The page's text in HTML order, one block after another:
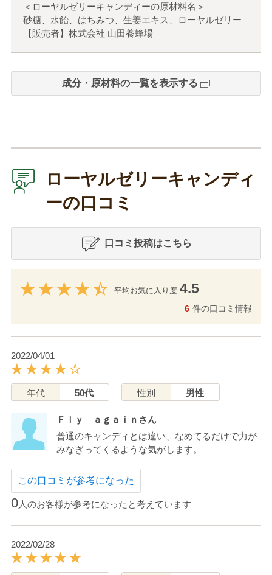
＜ローヤルゼリーキャンディーの原材料名＞
砂糖、水飴、はちみつ、生姜エキス、ローヤルゼリー
【販売者】株式会社 山田養蜂場
成分・原材料の一覧を表示する
ローヤルゼリーキャンディ
ーの口コミ
口コミ投稿はこちら
平均お気に入り度 4.5
6 件の口コミ情報
2022/04/01
年代 50代 性別 男性
Ｆｌｙ ａｇａｉｎさん
普通のキャンディとは違い、なめてるだけで力が
みなぎってくるような気がします。
この口コミが参考になった
0人のお客様が参考になったと考えています
2022/02/28